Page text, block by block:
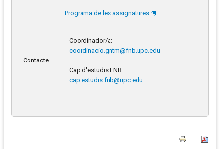
Programa de les assignatures
Contacte
Coordinador/a:
coordinacio.gntm@fnb.upc.edu
Cap d'estudis FNB:
cap.estudis.fnb@upc.edu